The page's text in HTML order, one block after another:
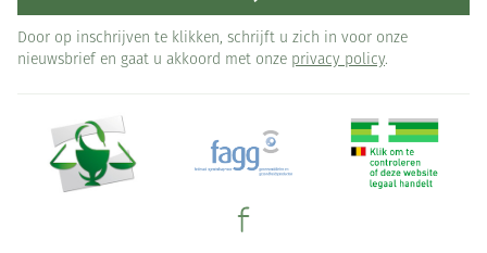
Door op inschrijven te klikken, schrijft u zich in voor onze
nieuwsbrief en gaat u akkoord met onze privacy policy.